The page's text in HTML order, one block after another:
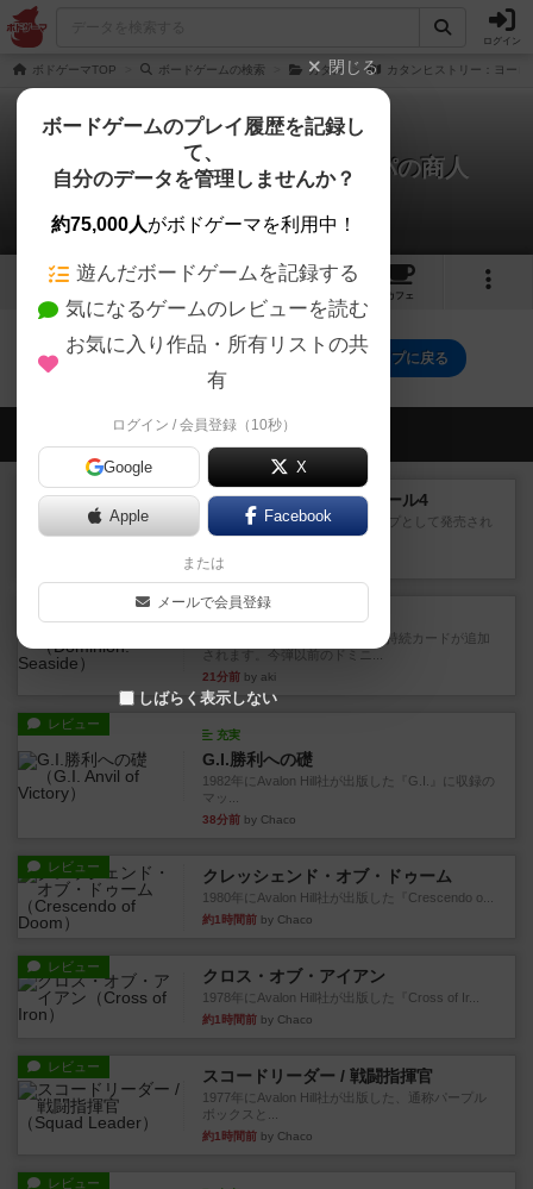
ログイン
ボドゲーマTOP ボードゲームの検索 カタン カタンヒストリー：ヨー
カタンヒストリー：ヨーロッパの商人
0件のルール/インスト
1
カフェ
カタンヒストリー：ヨーロッパの商人のトップに戻る
会員の新しい投稿
レビュー パルチザン：ASLモジュール4
『Squad Leader』用の追加マップとして発売され
たマップ#10...
5分前
ドミニオン拡張第３弾で、主に持続カードが追加
されます。今弾以前のドミニ...
21分前 by aki
レビュー
充実
G.I.勝利への礎
1982年にAvalon Hill社が出版した『G.I.』に収録の
マッ...
38分前 by Chaco
レビュー クレッシェンド・オブ・ドゥーム
1980年にAvalon Hill社が出版した『Crescendo o...
約1時間前 by Chaco
レビュー クロス・オブ・アイアン
1978年にAvalon Hill社が出版した『Cross of Ir...
約1時間前 by Chaco
レビュー スコードリーダー / 戦闘指揮官
1977年にAvalon Hill社が出版した、通称パープル
ボックスと...
約1時間前 by Chaco
レビュー
閉じる
ボードゲームのプレイ履歴を記録し
て、
自分のデータを管理しませんか？
約75,000人がボドゲーマを利用中！
遊んだボードゲームを記録する
気になるゲームのレビューを読む
お気に入り作品・所有リストの共
有
ログイン / 会員登録（10秒）
Google X
Apple Facebook
または
メールで会員登録
しばらく表示しない